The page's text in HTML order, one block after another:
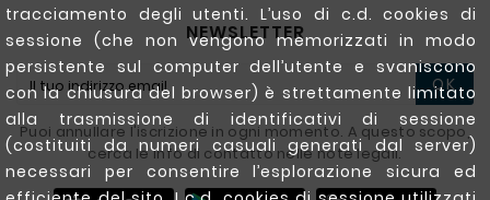
tracciamento degli utenti. L’uso di c.d. cookies di
sessione (che non vengono memorizzati in modo
persistente sul computer dell’utente e svaniscono
con la chiusura del browser) è strettamente limitato
alla trasmissione di identificativi di sessione
(costituiti da numeri casuali generati dal server)
necessari per consentire l’esplorazione sicura ed
NEWSLETTER
OK
Puoi annullare l'iscrizione in ogni momento. A questo scopo,
cerca le info di contatto nelle note legali.